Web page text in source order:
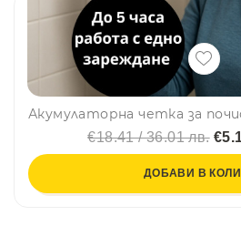
€18.41 / 36.01 лв.
ДОБАВИ В